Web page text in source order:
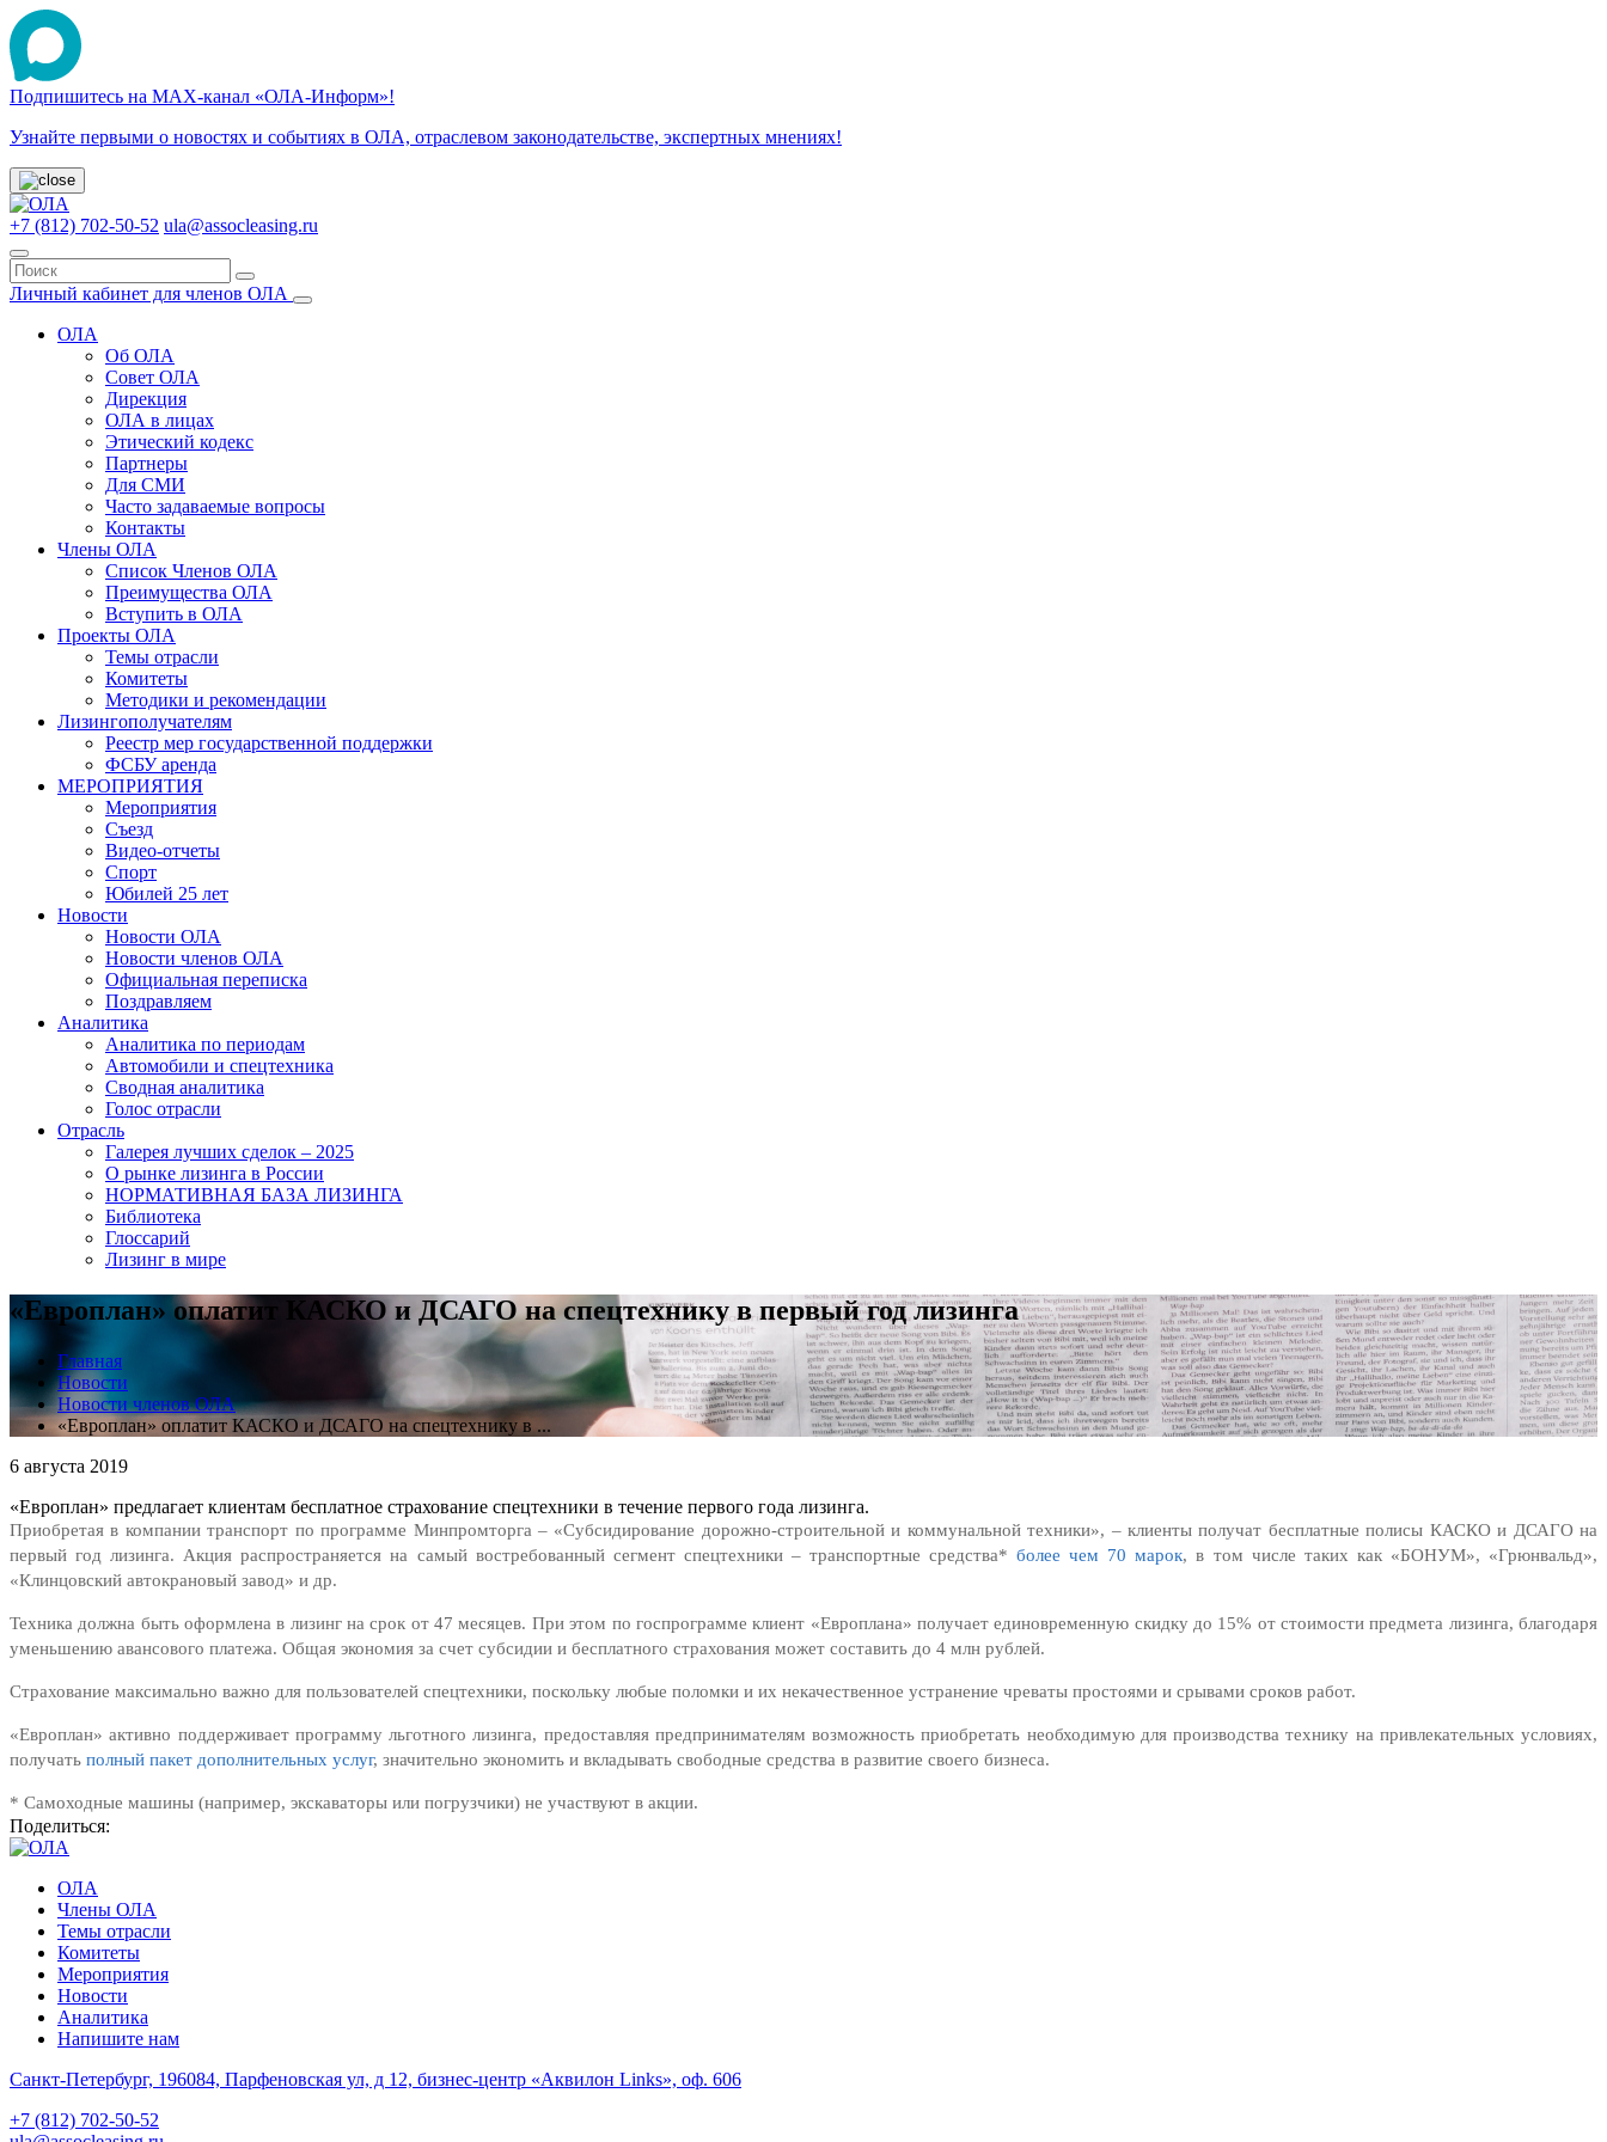
Подпишитесь на МАХ-канал «ОЛА-Информ»!
Узнайте первыми о новостях и событиях в ОЛА, отраслевом законодательстве, экспертных мнениях!
+7 (812) 702-50-52 ula@assocleasing.ru
Личный кабинет для членов ОЛА
ОЛА
Об ОЛА
Совет ОЛА
Дирекция
ОЛА в лицах
Этический кодекс
Партнеры
Для СМИ
Часто задаваемые вопросы
Контакты
Члены ОЛА
Список Членов ОЛА
Преимущества ОЛА
Вступить в ОЛА
Проекты ОЛА
Темы отрасли
Комитеты
Методики и рекомендации
Лизингополучателям
Реестр мер государственной поддержки
ФСБУ аренда
МЕРОПРИЯТИЯ
Мероприятия
Съезд
Видео-отчеты
Спорт
Юбилей 25 лет
Новости
Новости ОЛА
Новости членов ОЛА
Официальная переписка
Поздравляем
Аналитика
Аналитика по периодам
Автомобили и спецтехника
Сводная аналитика
Голос отрасли
Отрасль
Галерея лучших сделок – 2025
О рынке лизинга в России
НОРМАТИВНАЯ БАЗА ЛИЗИНГА
Библиотека
Глоссарий
Лизинг в мире
«Европлан» оплатит КАСКО и ДСАГО на спецтехнику в первый год лизинга
Главная
Новости
Новости членов ОЛА
«Европлан» оплатит КАСКО и ДСАГО на спецтехнику в ...
6 августа 2019
«Европлан» предлагает клиентам бесплатное страхование спецтехники в течение первого года лизинга.
Приобретая в компании транспорт по программе Минпромторга – «Субсидирование дорожно-строительной и коммунальной техники», – клиенты получат бесплатные полисы КАСКО и ДСАГО на
первый год лизинга. Акция распространяется на самый востребованный сегмент спецтехники – транспортные средства*более чем 70 марок, в том числе таких как «БОНУМ», «Грюнвальд»,
«Клинцовский автокрановый завод» и др.
Техника должна быть оформлена в лизинг на срок от 47 месяцев. При этом по госпрограмме клиент «Европлана» получает единовременную скидку до 15% от стоимости предмета лизинга, благодаря
уменьшению авансового платежа. Общая экономия за счет субсидии и бесплатного страхования может составить до 4 млн рублей.
Страхование максимально важно для пользователей спецтехники, поскольку любые поломки и их некачественное устранение чреваты простоями и срывами сроков работ.
«Европлан» активно поддерживает программу льготного лизинга, предоставляя предпринимателям возможность приобретать необходимую для производства технику на привлекательных условиях,
получать полный пакет дополнительных услуг, значительно экономить и вкладывать свободные средства в развитие своего бизнеса.
* Самоходные машины (например, экскаваторы или погрузчики) не участвуют в акции.
Поделиться:
ОЛА
Члены ОЛА
Темы отрасли
Комитеты
Мероприятия
Новости
Аналитика
Напишите нам
Санкт-Петербург, 196084, Парфеновская ул, д 12, бизнес-центр «Аквилон Links», оф. 606
+7 (812) 702-50-52